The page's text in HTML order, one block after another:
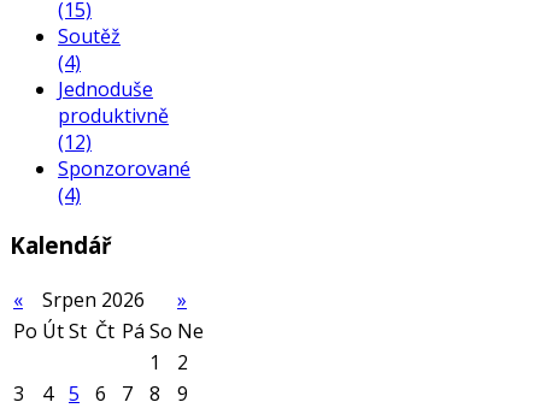
(15)
Soutěž
(4)
Jednoduše
produktivně
(12)
Sponzorované
(4)
Kalendář
« Srpen 2026
»
Po ÚtSt Čt Pá So Ne
1
2
3
4 5 6 7 8
9